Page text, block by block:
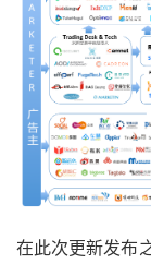
在此次更新发布